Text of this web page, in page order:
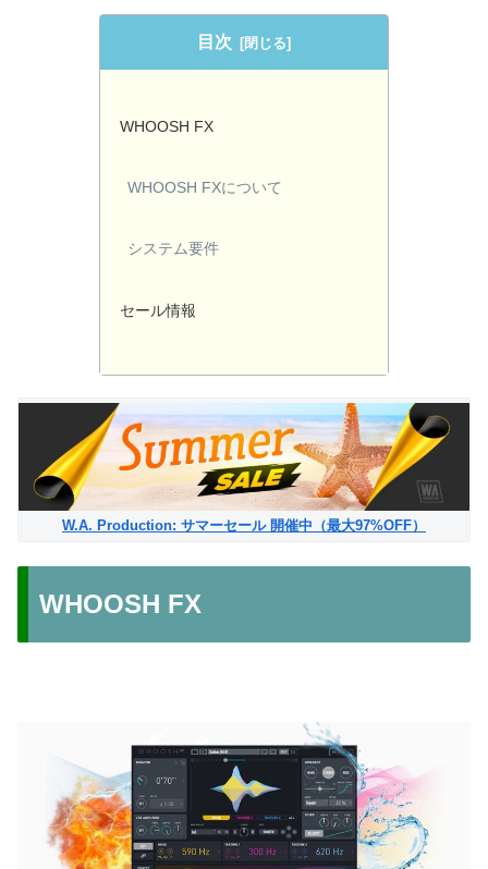
目次
WHOOSH FX
WHOOSH FXについて
システム要件
セール情報
W.A. Production: サマーセール 開催中（最大97%OFF）
WHOOSH FX